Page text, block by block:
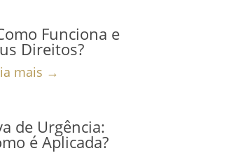
Funciona e
Direitos?
mais →
de Urgência:
é Aplicada?